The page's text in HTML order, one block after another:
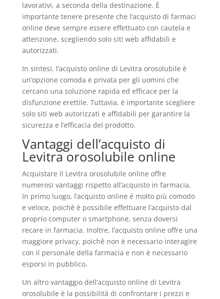
lavorativi, a seconda della destinazione. È
importante tenere presente che l’acquisto di farmaci
online deve sempre essere effettuato con cautela e
attenzione, scegliendo solo siti web affidabili e
autorizzati.
In sintesi, l’acquisto online di Levitra orosolubile è
un’opzione comoda e privata per gli uomini che
cercano una soluzione rapida ed efficace per la
disfunzione erettile. Tuttavia, è importante scegliere
solo siti web autorizzati e affidabili per garantire la
sicurezza e l’efficacia del prodotto.
Vantaggi dell’acquisto di
Levitra orosolubile online
Acquistare il Levitra orosolubile online offre
numerosi vantaggi rispetto all’acquisto in farmacia.
In primo luogo, l’acquisto online è molto più comodo
e veloce, poichê è possibile effettuare l’acquisto dal
proprio computer o smartphone, senza doversi
recare in farmacia. Inoltre, l’acquisto online offre una
maggiore privacy, poichê non è necessario interagire
con il personale della farmacia e non è necessario
esporsi in pubblico.
Un altro vantaggio dell’acquisto online di Levitra
orosolubile è la possibilità di confrontare i prezzi e